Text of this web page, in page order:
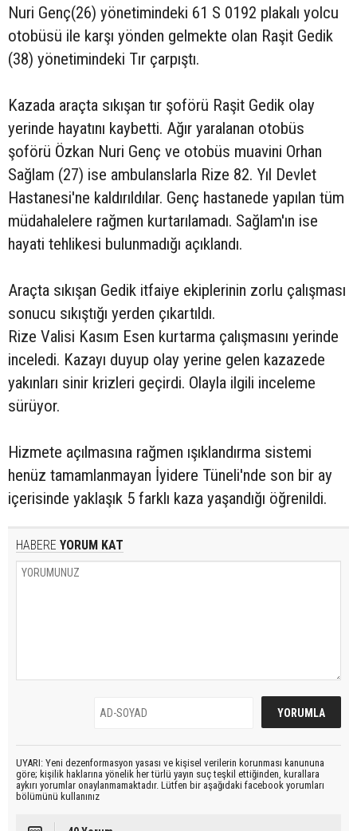
Nuri Genç(26) yönetimindeki 61 S 0192 plakalı yolcu
otobüsü ile karşı yönden gelmekte olan Raşit Gedik
(38) yönetimindeki Tır çarpıştı.
Kazada araçta sıkışan tır şoförü Raşit Gedik olay
yerinde hayatını kaybetti. Ağır yaralanan otobüs
şoförü Özkan Nuri Genç ve otobüs muavini Orhan
Sağlam (27) ise ambulanslarla Rize 82. Yıl Devlet
Hastanesi'ne kaldırıldılar. Genç hastanede yapılan tüm
müdahalelere rağmen kurtarılamadı. Sağlam'ın ise
hayati tehlikesi bulunmadığı açıklandı.
Araçta sıkışan Gedik itfaiye ekiplerinin zorlu çalışması
sonucu sıkıştığı yerden çıkartıldı.
Rize Valisi Kasım Esen kurtarma çalışmasını yerinde
inceledi. Kazayı duyup olay yerine gelen kazazede
yakınları sinir krizleri geçirdi. Olayla ilgili inceleme
sürüyor.
Hizmete açılmasına rağmen ışıklandırma sistemi
henüz tamamlanmayan İyidere Tüneli'nde son bir ay
içerisinde yaklaşık 5 farklı kaza yaşandığı öğrenildi.
HABERE YORUM KAT
UYARI: Yeni dezenformasyon yasası ve kişisel verilerin korunması kanununa
göre; kişilik haklarına yönelik her türlü yayın suç teşkil ettiğinden, kurallara
aykırı yorumlar onaylanmamaktadır. Lütfen bir aşağıdaki facebook yorumları
bölümünü kullanınız